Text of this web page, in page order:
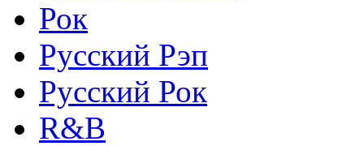
Рок
Русский Рэп
Русский Рок
R&B